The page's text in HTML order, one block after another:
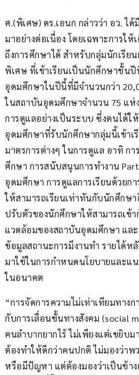
ศ.(พิเศษ) ดร.เอนก กล่าวว่า อว. ไ
มาอย่างต่อเนื่อง โดยเฉพาะการให้
ถึงการศึกษาได้ สำหรับกลุ่มนักเรีย
พิเศษ ที่เข้าเรียนเป็นนักศึกษาชั้น
อุดมศึกษาในปีนี้ที่มีจำนวนกว่า
ในสถาบันอุดมศึกษาจำนวน 75 แห่
การดูแลอย่างเป็นระบบ ซึ่งตนได้ใ
อุดมศึกษาที่รับนักศึกษากลุ่มนี้เข้าเ
มาตรการต่างๆ ในการดูแล อาทิ ก
ศึกษา การสนับสนุนการทำงาน
อุดมศึกษา การดูแลการเรียนด้วยก
ให้สามารถเรียนเท่าทันกับนักศึกษ
ปรับตัวของนักศึกษาให้สามารถเข้
แวดล้อมของสถาบันอุดมศึกษา และ
ข้อมูลสถานะการมีงานทำ รายได้ห
มาใช้ในการกำหนดนโยบายและแ
ในอนาคต
“การจัดการความไม่เท่าเทียมทาง
กับการเลื่อนชั้นทางสังคม (social
คนลำบากยากไร้ ไม่เพียงแต่เขยิบ
ต้องทำให้ดีกว่าคนปกติ ไม่มองว่าพ
หรือมีปัญหา แต่ต้องมองว่าเป็นช้าง